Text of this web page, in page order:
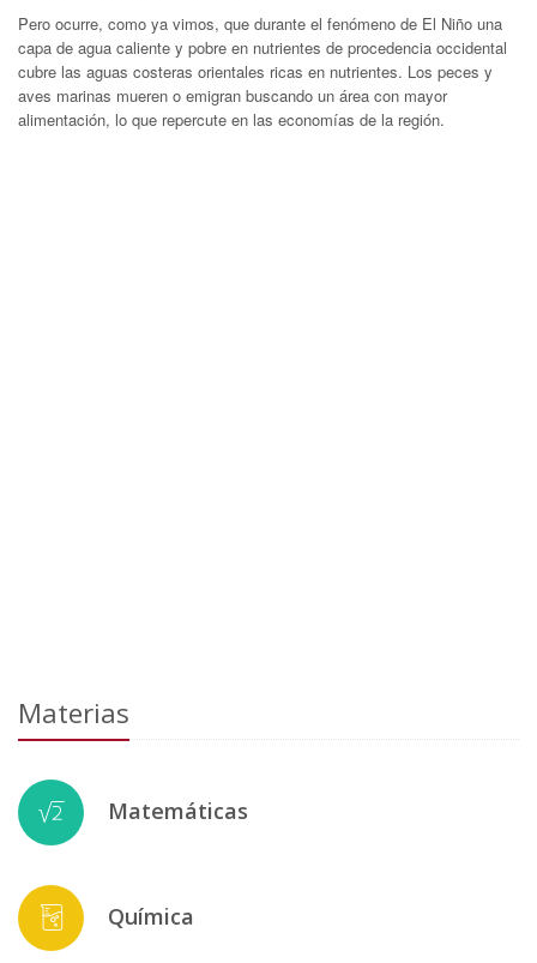
Pero ocurre, como ya vimos, que durante el fenómeno de El Niño una
capa de agua caliente y pobre en nutrientes de procedencia occidental
cubre las aguas costeras orientales ricas en nutrientes. Los peces y
aves marinas mueren o emigran buscando un área con mayor
alimentación, lo que repercute en las economías de la región.
Materias
Matemáticas
Química